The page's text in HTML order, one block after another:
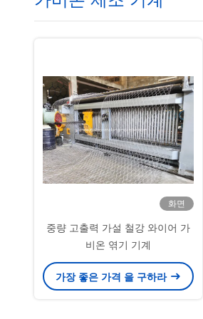
화면
중량 고출력 가설 철강 와이어 가
비온 엮기 기계
가장 좋은 가격 을 구하라